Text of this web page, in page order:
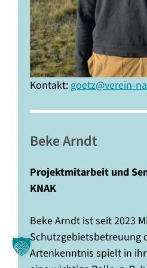
Kontakt:goetz@verein-
Beke Arndt
Projektmitarbeit und
KNAK
Beke Arndt ist seit 2023
Schutzgebietsbetreuung
Artenkenntnis spielt in